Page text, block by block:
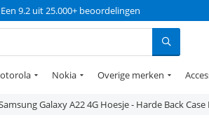
Een 9.2 uit 25.000+ beoordelingen
Nokia Overige merken
Galaxy A22 4G Hoesje - Harde Back